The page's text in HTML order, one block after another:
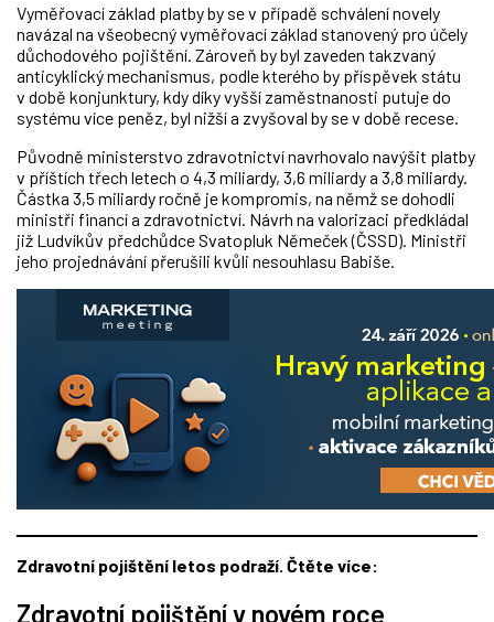
Vyměřovací základ platby by se v případě schválení novely
navázal na všeobecný vyměřovací základ stanovený pro účely
důchodového pojištění. Zároveň by byl zaveden takzvaný
anticyklický mechanismus, podle kterého by příspěvek státu
v době konjunktury, kdy díky vyšší zaměstnanosti putuje do
systému více peněz, byl nižší a zvyšoval by se v době recese.
Původně ministerstvo zdravotnictví navrhovalo navýšit platby
v příštích třech letech o 4,3 miliardy, 3,6 miliardy a 3,8 miliardy.
Částka 3,5 miliardy ročně je kompromis, na němž se dohodli
ministři financí a zdravotnictví. Návrh na valorizaci předkládal
již Ludvíkův předchůdce Svatopluk Němeček (ČSSD). Ministři
jeho projednávání přerušili kvůli nesouhlasu Babiše.
Zdravotní pojištění letos podraží. Čtěte více:
Zdravotní pojištění v novém roce